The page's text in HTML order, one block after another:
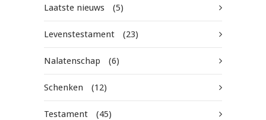
Laatste nieuws (5)
Levenstestament (23)
Nalatenschap (6)
Schenken (12)
Testament (45)